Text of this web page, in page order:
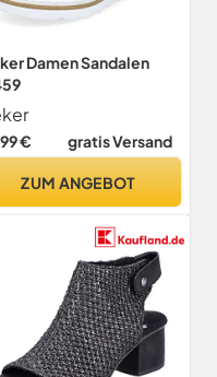
Damen Sandalen
€ gratis Versand
ZUM ANGEBOT